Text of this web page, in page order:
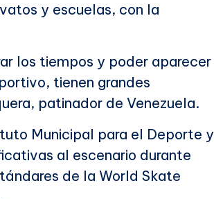
y escuelas, con la
los tiempos y poder aparecer
tienen grandes
patinador de Venezuela.
Municipal para el Deporte y
al escenario durante
de la World Skate